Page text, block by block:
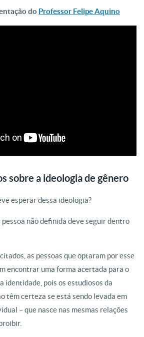
do Professor Felipe Aquino
sobre a ideologia de gênero
esperar dessa ideologia?
pessoa não definida deve seguir dentro
as pessoas que optaram por esse
encontrar uma forma acertada para o
identidade, pois os estudiosos da
têm certeza se está sendo levada em
– que nasce nas mesmas relações